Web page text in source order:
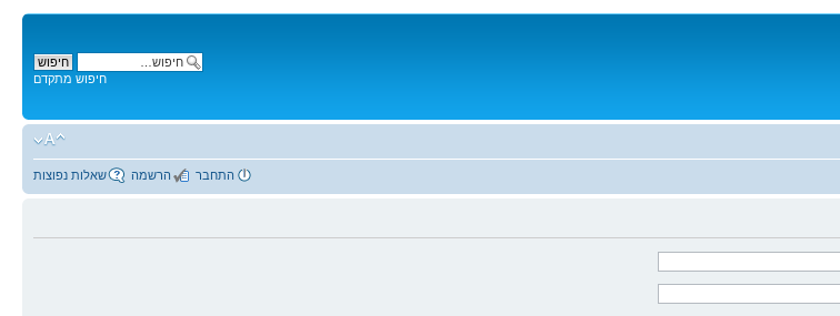
חיפוש מתקדם
שאלות נפוצות הרשמה התחבר